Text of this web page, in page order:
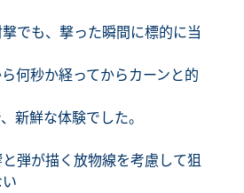
でも、撃った瞬間に標的に当
何秒か経ってからカーンと的
新鮮な体験でした。
弾が描く放物線を考慮して狙